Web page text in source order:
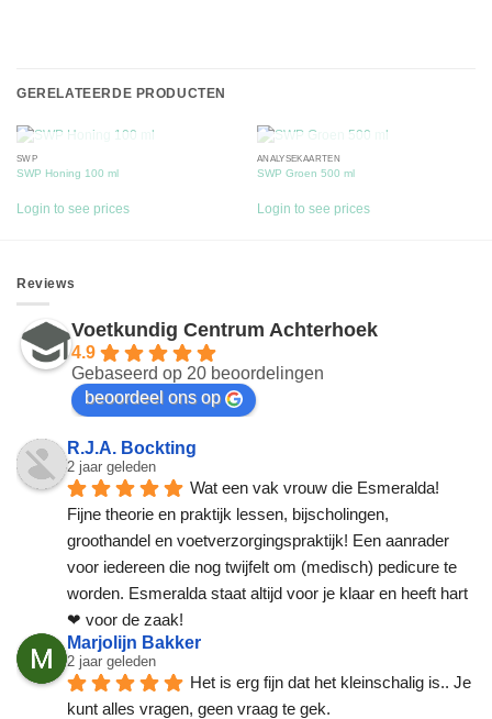
GERELATEERDE PRODUCTEN
SWP
SWP Honing 100 ml
Login to see prices
UITVERKOCHT
ANALYSEKAARTEN
SWP Groen 500 ml
Login to see prices
Reviews
Voetkundig Centrum Achterhoek
4.9
Gebaseerd op 20 beoordelingen
beoordeel ons op
R.J.A. Bockting
2 jaar geleden
Wat een vak vrouw die Esmeralda!
Fijne theorie en praktijk lessen, bijscholingen,
groothandel en voetverzorgingspraktijk! Een aanrader
voor iedereen die nog twijfelt om (medisch) pedicure te
worden. Esmeralda staat altijd voor je klaar en heeft hart
❤ voor de zaak!
Marjolijn Bakker
2 jaar geleden
Het is erg fijn dat het kleinschalig is.. Je
kunt alles vragen, geen vraag te gek.